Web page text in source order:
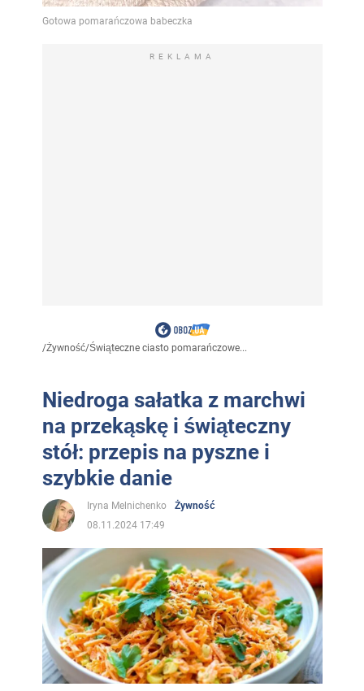
REKLAMA
/Żywność/Świąteczne ciasto pomarańczowe...
Niedroga sałatka z marchwi
na przekąskę i świąteczny
stół: przepis na pyszne i
szybkie danie
Iryna Melnichenko
Żywność
08.11.2024 17:49